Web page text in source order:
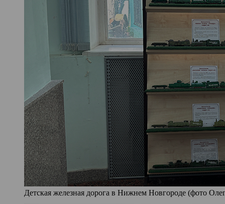
Детская железная дорога в Нижнем Новгороде (фото